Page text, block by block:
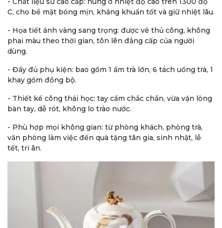
C, cho bề mặt bóng mịn, kháng khuẩn tốt và giữ nhiệt lâu.
- Họa tiết ánh vàng sang trọng: được vẽ thủ công, không
phai màu theo thời gian, tôn lên đẳng cấp của người
dùng.
- Đầy đủ phụ kiện: bao gồm 1 ấm trà lớn, 6 tách uống trà, 1
khay gốm đồng bộ.
- Thiết kế công thái học: tay cầm chắc chắn, vừa vặn lòng
bàn tay, dễ rót, không lo trào nước.
- Phù hợp mọi không gian: từ phòng khách, phòng trà,
văn phòng làm việc đến quà tặng tân gia, sinh nhật, lễ
tết, tri ân.